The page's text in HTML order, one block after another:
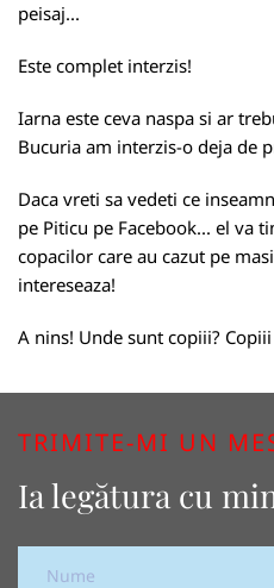
peisaj...
Este complet interzis!
Iarna este ceva naspa si ar
Bucuria am interzis-o deja de
Daca vreti sa vedeti ce
pe Piticu pe Facebook... el va
copacilor care au cazut pe
intereseaza!
A nins! Unde sunt copiii?
TRIMITE-MI UN
Ia legătura cu